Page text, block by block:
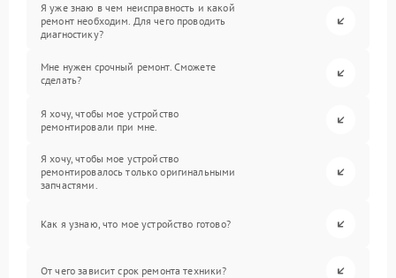
Я уже знаю в чем неисправность и какой
ремонт необходим. Для чего проводить
диагностику?
Мне нужен срочный ремонт. Сможете
сделать?
Я хочу, чтобы мое устройство
ремонтировали при мне.
Я хочу, чтобы мое устройство
ремонтировалось только оригинальными
запчастями.
Как я узнаю, что мое устройство готово?
От чего зависит срок ремонта техники?